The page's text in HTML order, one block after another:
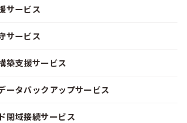
サービス
サービス
築支援サービス
ータバックアップサービス
閉域接続サービス